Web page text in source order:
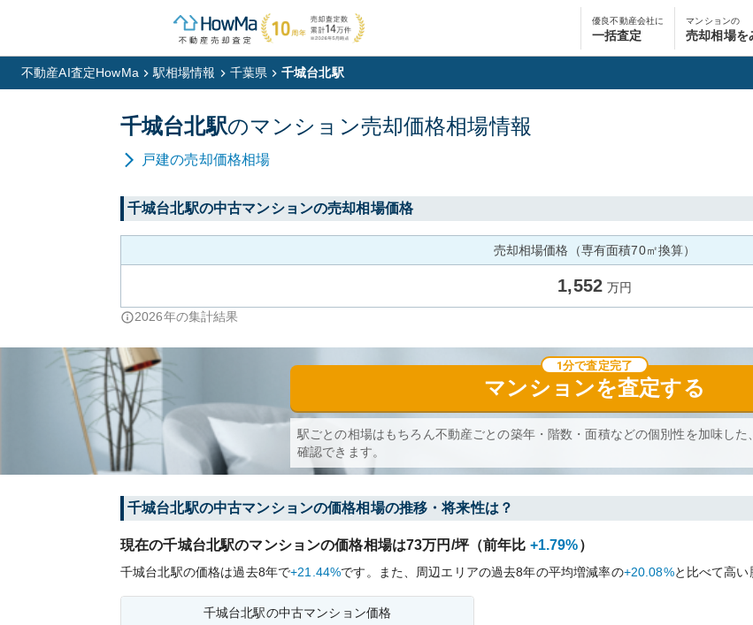
優良不動産会社に
一括査定
マンションの
売却相場を
不動産AI査定HowMa 駅相場情報 千葉県 千城台北駅
千城台北駅のマンション売却価格相場情報
戸建の売却価格相場
千城台北駅の中古マンションの売却相場価格
売却相場価格（専有面積70㎡換算）
1,552 万円
2026年の集計結果
マンションを査定する
1分で査定完了
駅ごとの相場はもちろん不動産ごとの築年・階数・面積などの個別性を加味した
確認できます。
千城台北駅の中古マンションの価格相場の推移・将来性は？
現在の千城台北駅のマンションの価格相場は73万円/坪（前年比 +1.79%）
千城台北駅の価格は過去8年で+21.44%です。 また、周辺エリアの過去8年の平均増減率の+20.08%と比べて高い
千城台北駅の中古マンション価格